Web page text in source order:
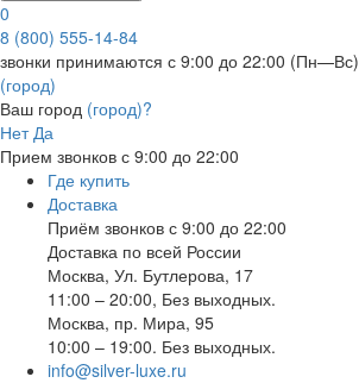
0
8 (800) 555-14-84
звонки принимаются с 9:00 до 22:00 (Пн—Вс)
(город)
Ваш город (город)?
Нет Да
Прием звонков с 9:00 до 22:00
Где купить
Доставка
Приём звонков с 9:00 до 22:00
Доставка по всей России
Москва, Ул. Бутлерова, 17
11:00 – 20:00, Без выходных.
Москва, пр. Мира, 95
10:00 – 19:00. Без выходных.
info@silver-luxe.ru